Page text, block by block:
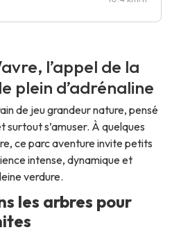
l’appel de la
plein d’adrénaline
de jeu grandeur nature, pensé
s’amuser. À quelques
ce parc aventure invite petits
intense, dynamique et
verdure.
les arbres pour